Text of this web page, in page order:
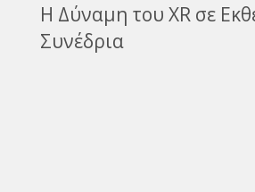
Η Δύναμη του XR σε
Συνέδρια